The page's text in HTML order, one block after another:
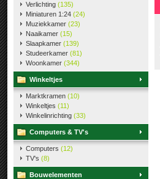
Verlichting (135)
Miniaturen 1:24 (24)
Muziekkamer (23)
Naaikamer (15)
Slaapkamer (139)
Studeerkamer (81)
Woonkamer (344)
Winkeltjes
Marktkramen (10)
Winkeltjes (11)
Winkelinrichting (33)
Computers & TV's
Computers (12)
TV's (8)
Bouwelementen